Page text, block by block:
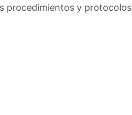
procedimientos y protocolos